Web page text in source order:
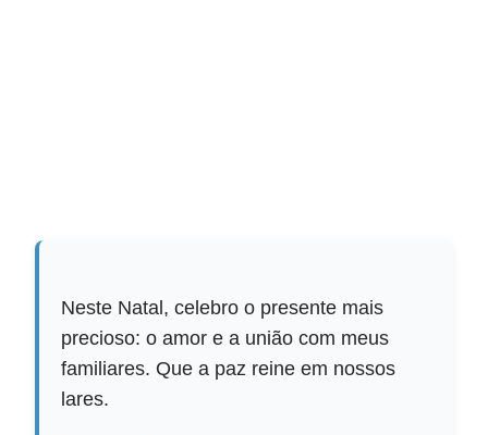
Neste Natal, celebro o presente mais
precioso: o amor e a união com meus
familiares. Que a paz reine em nossos
lares.